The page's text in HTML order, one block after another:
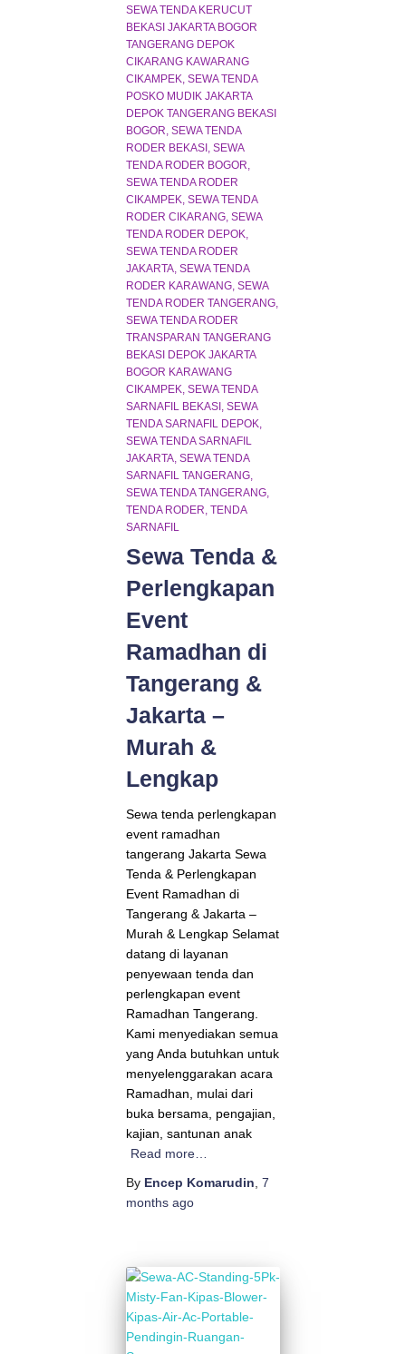
SEWA TENDA KERUCUT
BEKASI JAKARTA BOGOR
TANGERANG DEPOK
CIKARANG KAWARANG
CIKAMPEK SEWA TENDA
POSKO MUDIK JAKARTA
DEPOK TANGERANG BEKASI
BOGOR SEWA TENDA
RODER BEKASI
SEWA
TENDA RODER BOGOR
SEWA TENDA RODER
CIKAMPEK SEWA TENDA
RODER CIKARANG SEWA
TENDA RODER DEPOK
SEWA TENDA RODER
JAKARTA SEWA TENDA
RODER KARAWANG SEWA
TENDA RODER TANGERANG
SEWA TENDA RODER
TRANSPARAN TANGERANG
BEKASI DEPOK JAKARTA
BOGOR KARAWANG
CIKAMPEK SEWA TENDA
SARNAFIL BEKASI
SEWA
TENDA SARNAFIL DEPOK
SEWA TENDA SARNAFIL
JAKARTA SEWA TENDA
SARNAFIL TANGERANG
SEWA TENDA TANGERANG
TENDA RODER TENDA
SARNAFIL
Sewa Tenda &
Perlengkapan
Event
Ramadhan di
Tangerang &
Jakarta –
Murah &
Lengkap
Sewa tenda perlengkapan
event ramadhan
tangerang Jakarta Sewa
Tenda & Perlengkapan
Event Ramadhan di
Tangerang & Jakarta –
Murah & Lengkap Selamat
datang di layanan
penyewaan tenda dan
perlengkapan event
Ramadhan Tangerang.
Kami menyediakan semua
yang Anda butuhkan untuk
menyelenggarakan acara
Ramadhan, mulai dari
buka bersama, pengajian,
kajian, santunan anak
Read more…
By Encep Komarudin 7
months ago